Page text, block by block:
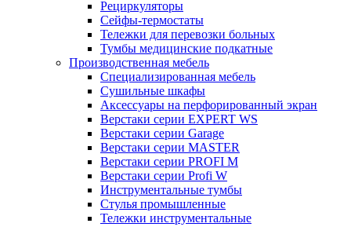
Рециркуляторы
Сейфы-термостаты
Тележки для перевозки больных
Тумбы медицинские подкатные
Производственная мебель
Cпециализированная мебель
Cушильные шкафы
Аксессуары на перфорированный экран
Верстаки серии EXPERT WS
Верстаки серии Garage
Верстаки серии MASTER
Верстаки серии PROFI M
Верстаки серии Profi W
Инструментальные тумбы
Стулья промышленные
Тележки инструментальные